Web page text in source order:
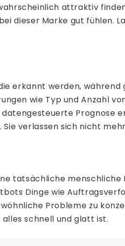
attraktiv
dieser Marke gut fühlen.
erkannt werden,
wie Typ und Anzahl
Prognose
verlassen sich nicht
tatsächliche
Dinge wie
Probleme zu
schnell und glatt ist.